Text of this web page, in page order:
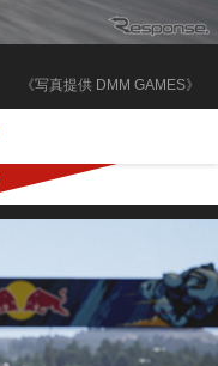
《写真提供 DMM GAMES》